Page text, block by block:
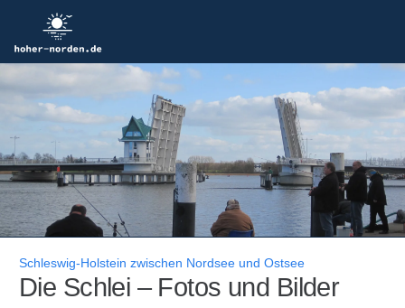
Schleswig-Holstein zwischen Nordsee und Ostsee
Die Schlei – Fotos und Bilder